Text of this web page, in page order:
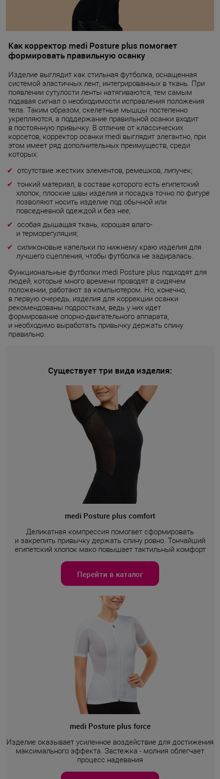
Как корректор medi Posture plus помогает
формировать правильную осанку
Изделие выглядит как стильная футболка, оснащенная
системой эластичных лент, интегрированных в ткань. При
появлении сутулости ленты натягиваются, тем самым
подавая сигнал о необходимости исправления положения
тела. Таким образом, скелетные мышцы постепенно
укрепляются, а поддержание правильной осанки входит
в постоянную привычку. В отличие от классических
корсетов, корректор осанки medi выглядит элегантно, при
этом имеет ряд дополнительных преимуществ, среди
которых:
отсутствие жестких элементов, ремешков, липучек;
тонкий материал, в составе которого есть египетский
хлопок, плоские швы изделия и посадка точно по фигуре
позволяют носить изделие под обычной или
повседневной одеждой и без нее;
особая дышащая ткань, хорошая влаго-
и терморегуляция;
силиконовые капельки по нижнему краю изделия для
лучшего сцепления, чтобы футболка не задиралась.
Функциональные футболки medi Posture plus подходят для
людей, которые много времени проводят в сидячем
положении, работают за компьютером. Но, конечно,
в первую очередь, изделия для коррекции осанки
рекомендованы подросткам, ведь у них идет
формирование опорно-двигательного аппарата,
и необходимо выработать привычку держать спину
правильно.
Существует три вида изделия:
medi Posture plus comfort
Деликатная компрессия помогает сформировать
и закрепить привычку держать спину ровно. Тончайший
египетский хлопок мако повышает тактильный комфорт
Перейти в каталог
medi Posture plus force
Изделие оказывает усиленное воздействие для достижения
максимального эффекта. Застежка - молния облегчает
процесс надевания